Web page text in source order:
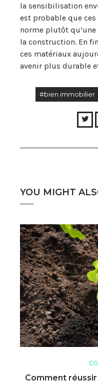
la sensibilisation
est probable que
norme plutôt
la construction. En
ces matériaux
avenir plus durable
#bien immobilier
YOU MIGHT
Comment